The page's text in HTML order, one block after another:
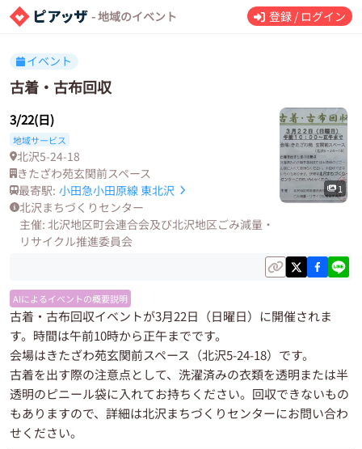
- 地域のイベント 登録 / ログイン
イベント
古着・古布回収
3/22(日)
地域サービス
北沢5-24-18
きたざわ苑玄関前スペース
最寄駅: 小田急小田原線 東北沢
北沢まちづくりセンター
主催: 北沢地区町会連合会及び北沢地区ごみ減量・
リサイクル推進委員会
1
AIによるイベントの概要説明
古着・古布回収イベントが3月22日（日曜日）に開催されま
す。時間は午前10時から正午までです。
会場はきたざわ苑玄関前スペース（北沢5-24-18）です。
古着を出す際の注意点として、洗濯済みの衣類を透明または半
透明のピニール袋に入れてお持ちください。回収できないもの
もありますので、詳細は北沢まちづくりセンターにお問い合わ
せください。